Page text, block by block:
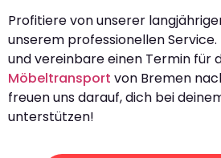
Profitiere von unserer
unserem professionellen
und vereinbare einen Termin für
Möbeltransport von Bremen
freuen uns darauf, dich bei
unterstützen!